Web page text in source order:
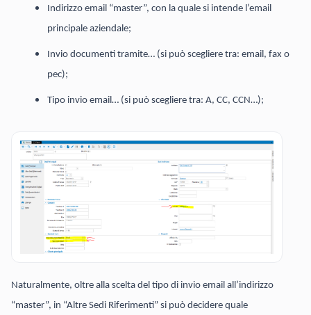
Indirizzo email “master”, con la quale si intende l’email
principale aziendale;
Invio documenti tramite… (si può scegliere tra: email, fax o
pec);
Tipo invio email… (si può scegliere tra: A, CC, CCN…);
Naturalmente, oltre alla scelta del tipo di invio email all’indirizzo
“master”, in “Altre Sedi Riferimenti” si può decidere quale